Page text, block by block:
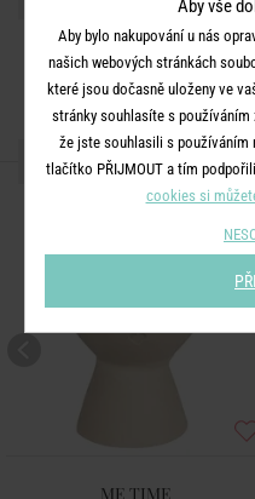
DALŠÍ
ME TIME
Aby vše
Aby bylo nakupování u nás
našich webových stránkách
které jsou dočasně uloženy ve
stránky souhlasíte s
že jste souhlasili s
tlačítko PŘIJMOUT a tím
cookies si